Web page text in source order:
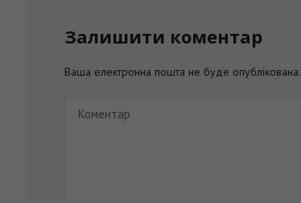
Залишити коментар
Ваша електронна пошта не буде опублікована.